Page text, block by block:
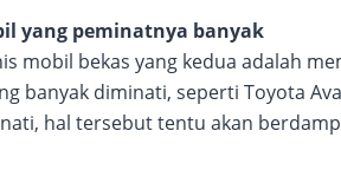
yang peminatnya banyak
mobil bekas yang kedua adalah
banyak diminati, seperti Toyota
hal tersebut tentu akan